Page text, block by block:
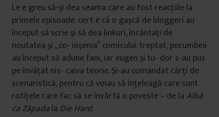
Le e greu să-și dea seama care au fost reacţiile la
primele episoade. cert e că o gaşcă de bloggeri au
început să scrie şi să dea linkuri, încântaţi de
noutatea şi „co- ioşenia” comicului. treptat, porumbeii
au început să adune fani, iar eugen şi tu- dor s-au pus
pe învăţat nis- caiva teorie. Şi-au comandat cărţi de
scenaristică, pentru că voiau să înţeleagă care sunt
rotiţele care fac să se învârtă o poveste – de laAlbă
ca Zăpadala Die Hard.